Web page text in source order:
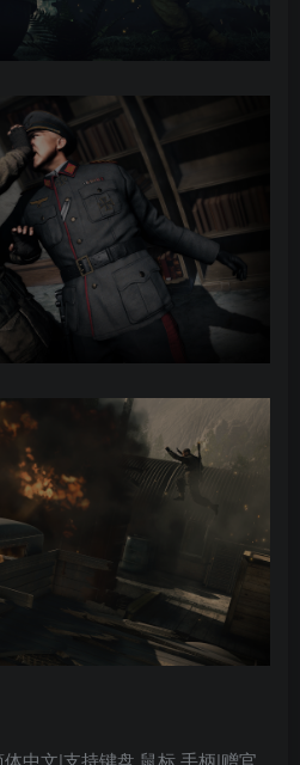
中文|支持键盘.鼠标.手柄|赠官